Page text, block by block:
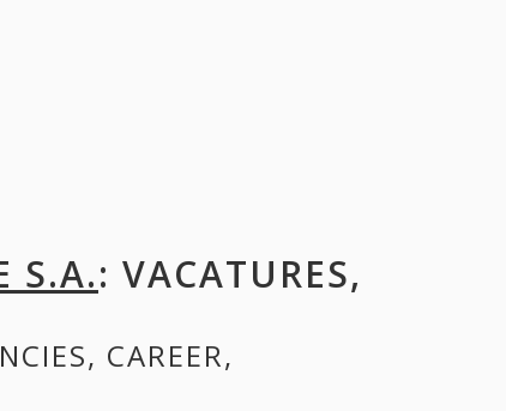
S.A.: VACATURES,
CAREER,